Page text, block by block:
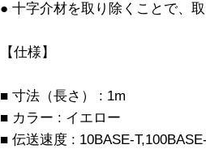
● 十字介材を取り除くことで、
【仕様】
■ 寸法（長さ） : 1m
■ カラー : イエロー
■ 伝送速度 : 10BASE-